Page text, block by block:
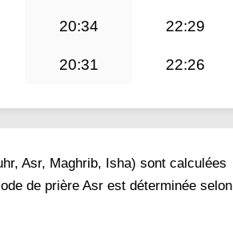
20:34 22:29
20:31 22:26
Asr, Maghrib, Isha) sont calculées
de prière Asr est déterminée selon